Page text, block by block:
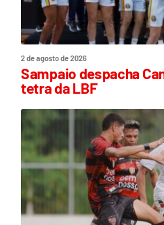
2 de agosto de 2026
Sampaio despacha
tetra da LBF